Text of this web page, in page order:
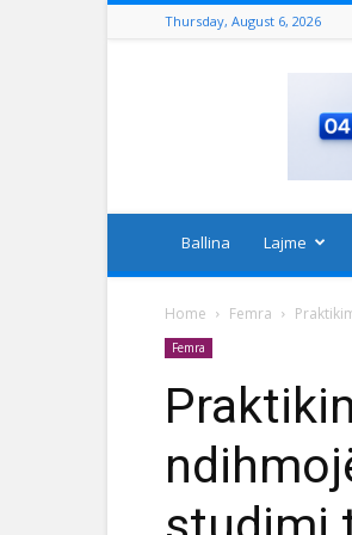
Thursday, August 6, 2026
Ballina Lajme
Home Femra
Femra